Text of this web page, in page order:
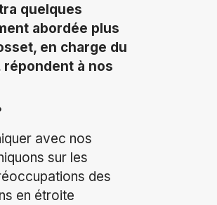
quelques
abordée plus
en charge du
à nos
avec nos
sur les
des
en étroite